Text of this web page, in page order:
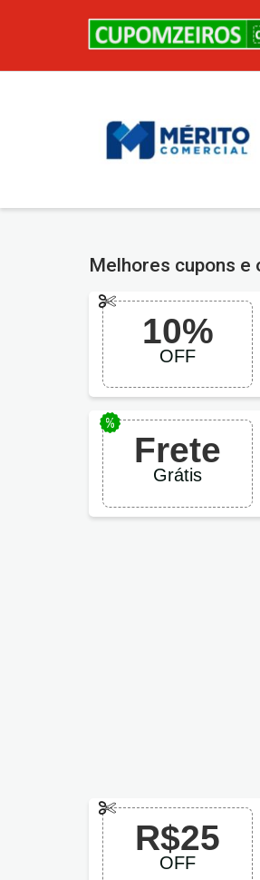
Melhores cupons
10%
OFF
Frete
Grátis
R$25
OFF